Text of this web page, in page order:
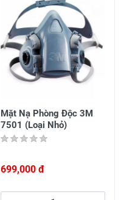
Mặt Nạ Phòng Độc 3M
7501 (Loại Nhỏ)
699,000 đ